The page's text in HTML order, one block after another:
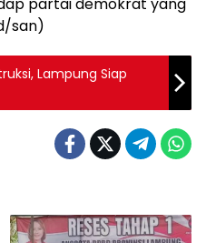
san)
Lampung Siap